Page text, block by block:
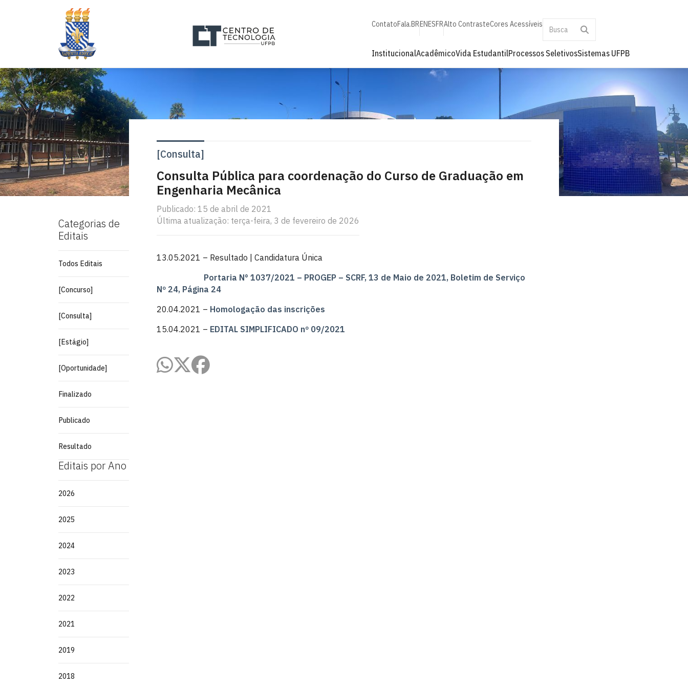
ContatoFala.BRENESFRAlto ContrasteCores Acessíveis
InstitucionalAcadêmicoVida EstudantilProcessos SeletivosSistemas UFPB
Categorias de
Editais
Todos Editais
[Concurso]
[Consulta]
[Estágio]
[Oportunidade]
Finalizado
Publicado
Resultado
Editais por Ano
2026
2025
2024
2023
2022
2021
2019
2018
[Consulta]
Consulta Pública para coordenação do Curso de Graduação em
Engenharia Mecânica
Publicado: 15 de abril de 2021
Última atualização: terça-feira, 3 de fevereiro de 2026
13.05.2021 – Resultado | Candidatura Única
Portaria N° 1037/2021 – PROGEP – SCRF, 13 de Maio de 2021, Boletim de Serviço
Nº 24, Página 24
20.04.2021 – Homologação das inscrições
15.04.2021 – EDITAL SIMPLIFICADO nº 09/2021